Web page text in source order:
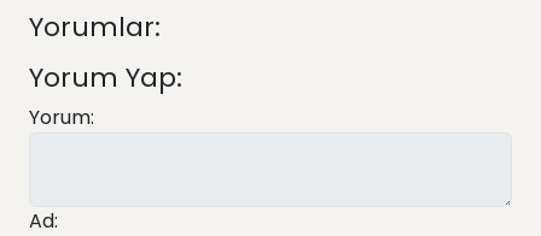
Yorumlar:
Yorum Yap:
Yorum:
Ad: